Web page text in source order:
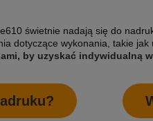
świetnie nadają się do
dotyczące wykonania, takie
by uzyskać indywidualną